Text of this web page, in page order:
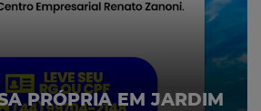
PRÓPRIA EM JARDIM